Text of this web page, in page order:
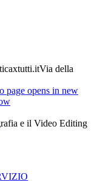
Via della
page opens in new
e il Video Editing